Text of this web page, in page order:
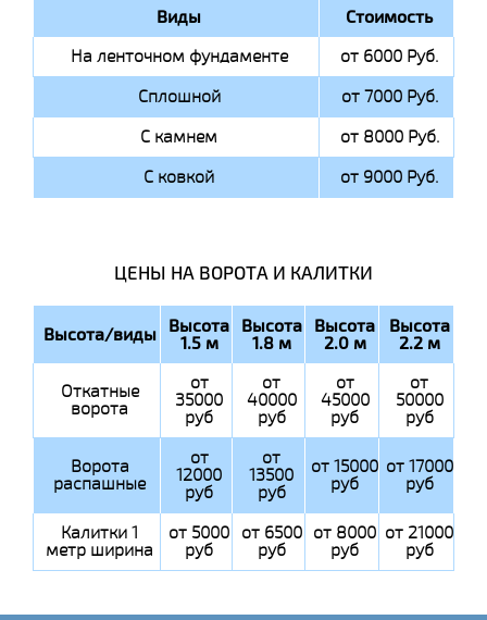
Виды Стоимость
На ленточном фундаменте
от 6000 Руб.
Сплошной
от 7000 Руб.
С камнем
от 8000 Руб.
С ковкой
от 9000 Руб.
ЦЕНЫ НА ВОРОТА И КАЛИТКИ
Высота/виды Высота
1.5 м
Высота
1.8 м
Высота
2.0 м
Высота
2.2 м
Откатные
ворота
от
35000
руб
от
40000
руб
от
45000
руб
от
50000
руб
Ворота
распашные
от
12000
руб
от
13500
руб
от 15000
руб
от 17000
руб
Калитки 1
метр ширина
от 5000
руб
от 6500
руб
от 8000
руб
от 21000
руб